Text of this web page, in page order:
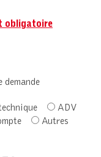
obligatoire
demande
ADV
Autres